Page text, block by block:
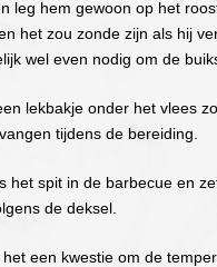
leg hem gewoon op het
het zou zonde zijn als hij
wel even nodig om de
lekbakje onder het vlees
tijdens de bereiding.
het spit in de barbecue en
de deksel.
het een kwestie om de